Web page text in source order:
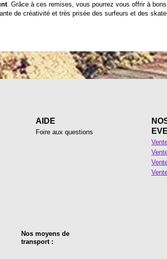
. Grâce à ces remises, vous pourrez vous offrir à
de créativité et très prisée des surfeurs et des
AIDE
Foire aux questions
Nos moyens de
transport :